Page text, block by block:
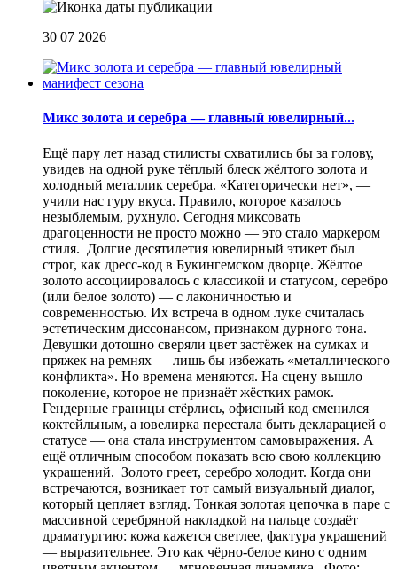
30 07 2026
Микс золота и серебра — главный ювелирный...
Ещё пару лет назад стилисты схватились бы за голову,
увидев на одной руке тёплый блеск жёлтого золота и
холодный металлик серебра. «Категорически нет», —
учили нас гуру вкуса. Правило, которое казалось
незыблемым, рухнуло. Сегодня миксовать
драгоценности не просто можно — это стало маркером
стиля. Долгие десятилетия ювелирный этикет был
строг, как дресс-код в Букингемском дворце. Жёлтое
золото ассоциировалось с классикой и статусом, серебро
(или белое золото) — с лаконичностью и
современностью. Их встреча в одном луке считалась
эстетическим диссонансом, признаком дурного тона.
Девушки дотошно сверяли цвет застёжек на сумках и
пряжек на ремнях — лишь бы избежать «металлического
конфликта». Но времена меняются. На сцену вышло
поколение, которое не признаёт жёстких рамок.
Гендерные границы стёрлись, офисный код сменился
коктейльным, а ювелирка перестала быть декларацией о
статусе — она стала инструментом самовыражения. А
ещё отличным способом показать всю свою коллекцию
украшений. Золото греет, серебро холодит. Когда они
встречаются, возникает тот самый визуальный диалог,
который цепляет взгляд. Тонкая золотая цепочка в паре с
массивной серебряной накладкой на пальце создаёт
драматургию: кожа кажется светлее, фактура украшений
— выразительнее. Это как чёрно-белое кино с одним